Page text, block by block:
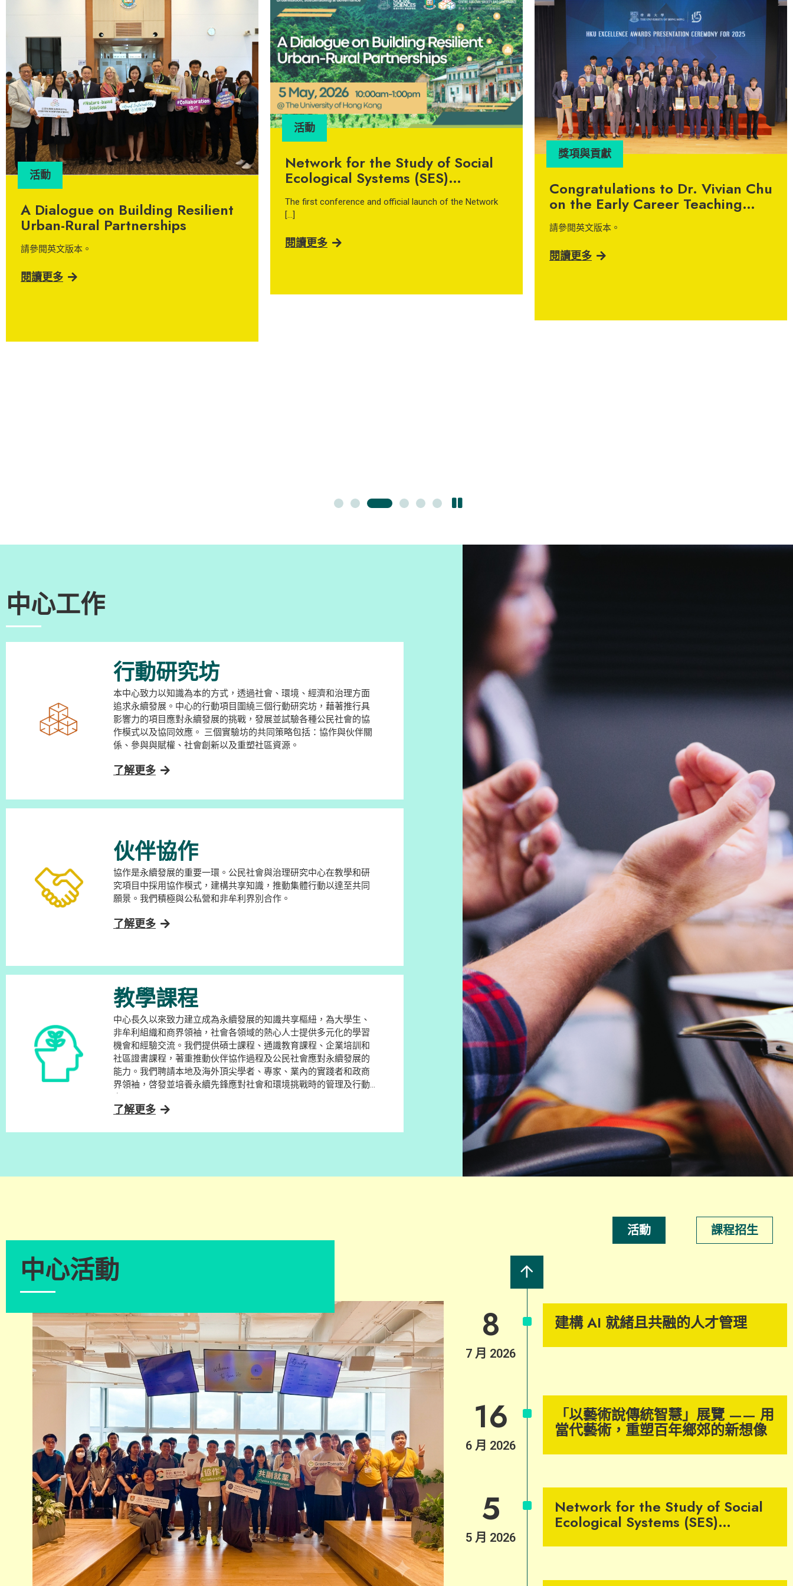
活動
Network for the Study of Social
Ecological Systems (SES)
Transformation – Network
launch
The first conference and official launch of the Network
[…]
閱讀更多
獎項與貢獻
Congratulations to Dr. Vivian Chu
on the Early Career Teaching
Award 2025
活動
跨界協作推動運動共融：VR單車走
進復康服務
本中心透過「賽馬會共融．知行計劃」，一直致力搭建跨
界別平台，連結不同持份者落實多元就業與共融生活。近
日，項目團 […]
閱讀更多
中心工作
行動研究坊
本中心致力以知識為本的方式，透過社會、環境、經濟和治理方面
追求永續發展。中心的行動項目圍繞三個行動研究坊，藉著推行具
影響力的項目應對永續發展的挑戰，發展並試驗各種公民社會的協
作模式以及協同效應。 三個實驗坊的共同策略包括：協作與伙伴關
係、參與與賦權、社會創新以及重塑社區資源。
了解更多
伙伴協作
協作是永續發展的重要一環。公民社會與治理研究中心在教學和研
究項目中採用協作模式，建構共享知識，推動集體行動以達至共同
願景。我們積極與公私營和非牟利界別合作。
了解更多
教學課程
中心長久以來致力建立成為永續發展的知識共享樞紐，為大學生、
非牟利組織和商界領袖，社會各領域的熱心人士提供多元化的學習
機會和經驗交流。我們提供碩士課程、通識教育課程、企業培訓和
社區證書課程，著重推動伙伴協作過程及公民社會應對永續發展的
能力。我們聘請本地及海外頂尖學者、專家、業內的實踐者和政商
界領袖，啓發並培養永續先鋒應對社會和環境挑戰時的管理及行動
了解更多
中心活動
活動 課程招生
8
7 月 2026
建構 AI 就緒且共融的人才管理
16
6 月 2026
「以藝術說傳統智慧」展覽 —— 用
當代藝術，重塑百年鄉郊的新想像
5
5 月 2026
Network for the Study of Social
Ecological Systems (SES)
launch